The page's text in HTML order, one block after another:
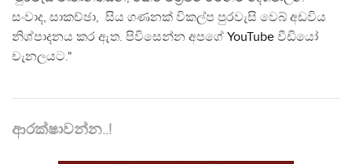
සංවාද, සාකච්ඡා, සිය ගණනක් විකල්ප පුරවැසි වෙබ් අඩවිය
නිශ්පාදනය කර ඇත. පිවිසෙන්න අපගේ YouTube වීඩියෝ
චැනලයට."
ආරක්ෂාවන්න..!